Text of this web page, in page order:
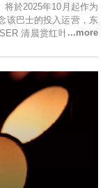
於2025年10月起作为
该巴士的投入运营，东
清晨赏红叶之旅”，